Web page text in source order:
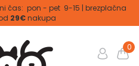
čas: pon - pet 9-15 | brezplačna
29€nakupa
0